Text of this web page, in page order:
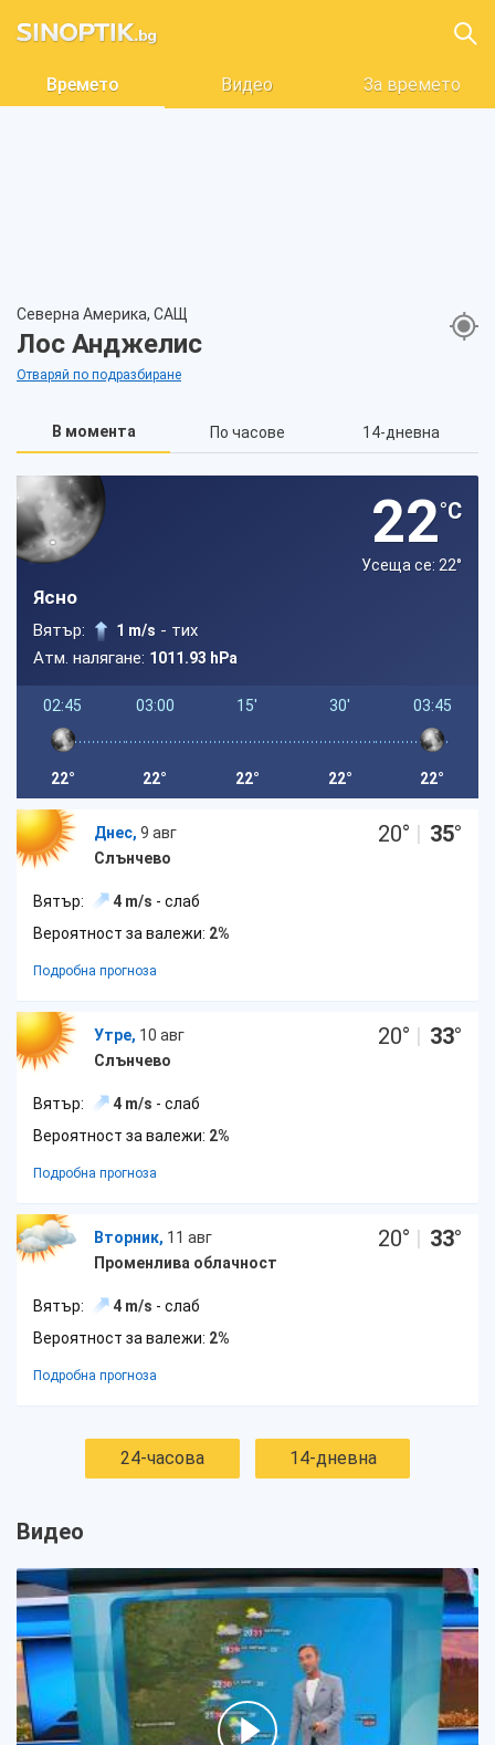
Времето Видео За времето
Северна Америка, САЩ
Лос Анджелис
Отваряй по подразбиране
В момента По часове 14-дневна
22°C
Усеща се: 22°
Ясно
Вятър: 1 m/s - тих
Атм. налягане: 1011.93 hPa
02:45
22°
03:00
22°
15'
22°
30'
22°
03:45
22°
Днес, 9 авг
Слънчево
20° | 35°
Вятър: 4 m/s - слаб
Вероятност за валежи: 2%
Подробна прогноза
Утре, 10 авг
Слънчево
20° | 33°
Вятър: 4 m/s - слаб
Вероятност за валежи: 2%
Подробна прогноза
Вторник, 11 авг
Променлива облачност
20° | 33°
Вятър: 4 m/s - слаб
Вероятност за валежи: 2%
Подробна прогноза
24-часова 14-дневна
Видео